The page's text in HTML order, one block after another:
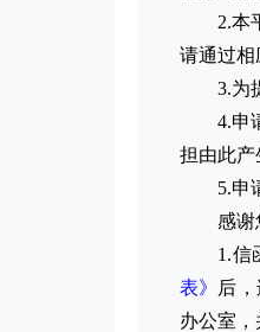
2.本
请通过相
3.为
4.申
担由此产
5.申
感谢
1.信
表》 后
办公室，